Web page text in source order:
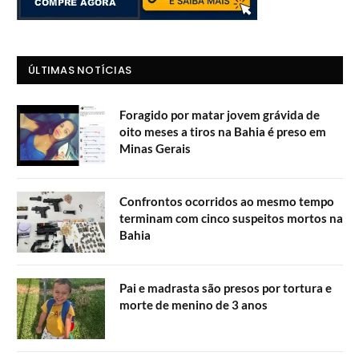
ÚLTIMAS NOTÍCIAS
Foragido por matar jovem grávida de
oito meses a tiros na Bahia é preso em
Minas Gerais
Confrontos ocorridos ao mesmo tempo
terminam com cinco suspeitos mortos na
Bahia
Pai e madrasta são presos por tortura e
morte de menino de 3 anos